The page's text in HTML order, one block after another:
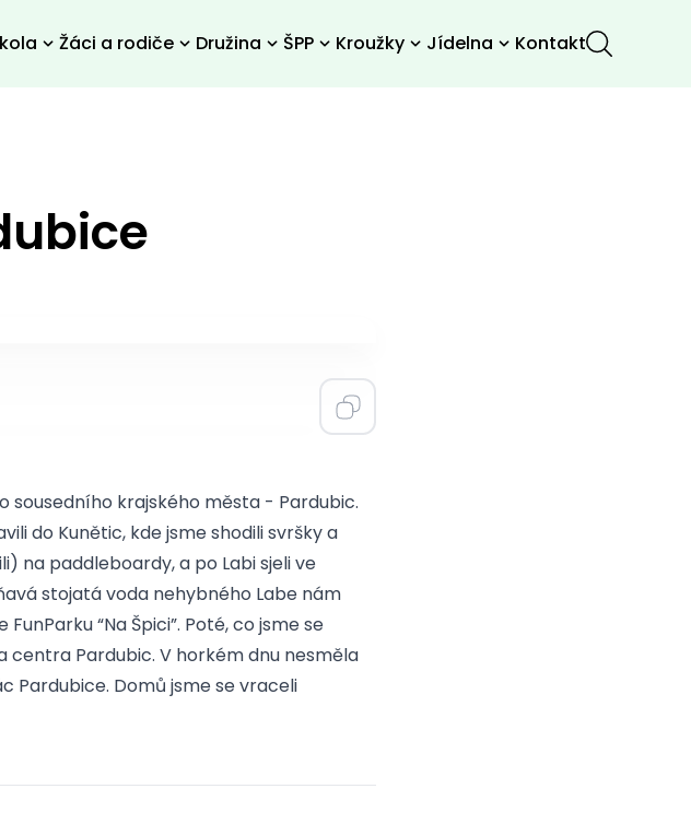
Žáci a rodiče Družina ŠPP Kroužky Jídelna Kontakt
sousedního krajského města - Pardubic.
do Kunětic, kde jsme shodili svršky a
na paddleboardy, a po Labi sjeli ve
stojatá voda nehybného Labe nám
“Na Špici”. Poté, co jsme se
centra Pardubic. V horkém dnu nesměla
Pardubice. Domů jsme se vraceli